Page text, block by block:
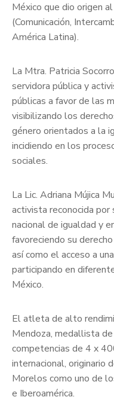
México que dio origen
(Comunicación,
América Latina).
La Mtra. Patricia
servidora pública y
públicas a favor de las
visibilizando los
género orientados a la
incidiendo en los
sociales.
La Lic. Adriana Mújica
activista reconocida
nacional de igualdad y
favoreciendo su
así como el acceso a
participando en
México.
El atleta de alto
Mendoza, medallista
competencias de 4 x
internacional, originario
Morelos como uno de
e Iberoamérica.